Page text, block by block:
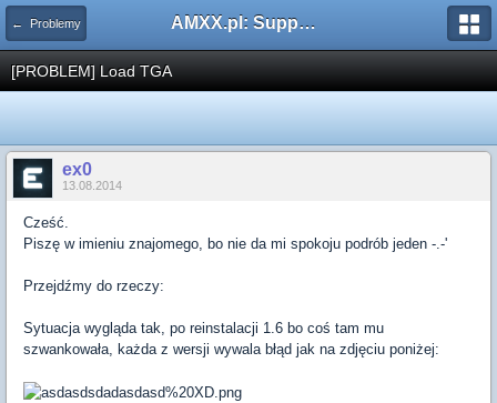
← Problemy AMXX.pl: Support AMX Mod X i SourceMod
[PROBLEM] Load TGA
ex0
13.08.2014
Cześć.
Piszę w imieniu znajomego, bo nie da mi spokoju podrób jeden -.-'
Przejdźmy do rzeczy:
Sytuacja wygląda tak, po reinstalacji 1.6 bo coś tam mu
szwankowała, każda z wersji wywala błąd jak na zdjęciu poniżej: